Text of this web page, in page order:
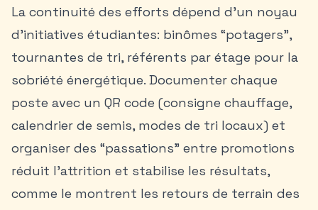
La continuité des efforts dépend d’un noyau
d’initiatives étudiantes: binômes “potagers”,
tournantes de tri, référents par étage pour la
sobriété énergétique. Documenter chaque
poste avec un QR code (consigne chauffage,
calendrier de semis, modes de tri locaux) et
organiser des “passations” entre promotions
réduit l’attrition et stabilise les résultats,
comme le montrent les retours de terrain des